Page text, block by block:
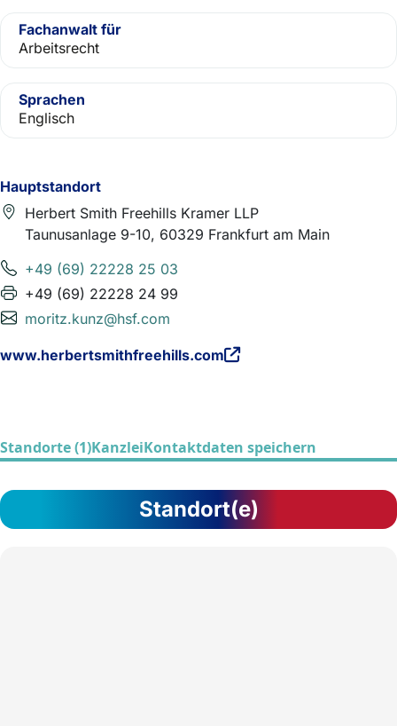
Hauptstandort
Herbert Smith Freehills Kramer LLP
Taunusanlage 9-10, 60329 Frankfurt am Main
+49 (69) 22228 25 03
+49 (69) 22228 24 99
moritz.kunz@hsf.com
www.herbertsmithfreehills.com
Fachanwalt für
Arbeitsrecht
Sprachen
Englisch
Standorte (1)KanzleiKontaktdaten speichern
Standort(e)